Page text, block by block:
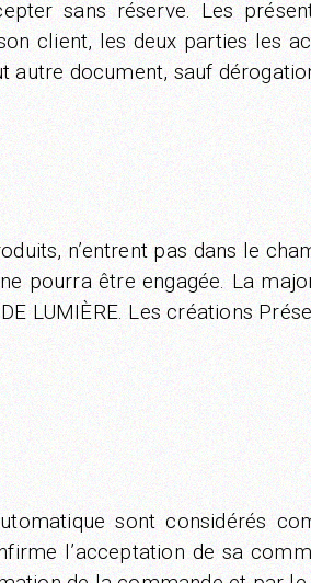
sans réserve. Les
son client, les deux parties
autre document, sauf
n’entrent pas dans le
ne pourra être engagée. La
LUMIÈRE. Les créations
sont considérés
l’acceptation de sa